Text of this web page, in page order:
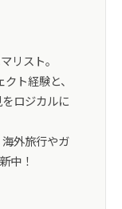
リスト。
ト経験と、
ロジカルに
外旅行やガ
中！